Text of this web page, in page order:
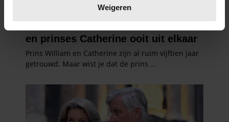
verwerkt en stel uw voorkeuren in het
intrekken in de Cookieverklaring.
We gebruiken cookies om content en advertenties te
personaliseren, om functies voor social media te bieden
informatie over uw gebruik van onze site met onze
partners voor social media, adverteren en analyse. Deze
partners kunnen deze gegevens combineren met andere
Weigeren